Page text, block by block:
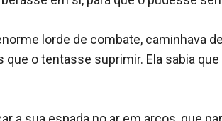
nunca vamos esquecer e faz-nos
jovens adultos irão devorar este último